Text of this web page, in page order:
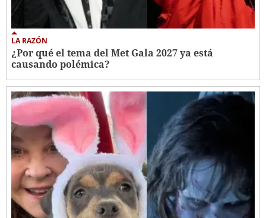
LA RAZÓN
¿Por qué el tema del Met Gala 2027 ya está
causando polémica?